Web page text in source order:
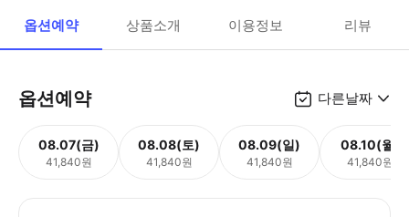
옵션예약 상품소개 이용정보 리뷰
옵션예약 다른날짜
08.07(금)
41,840원
08.08(토)
41,840원
08.09(일)
41,840원
08.10(월)
41,840원